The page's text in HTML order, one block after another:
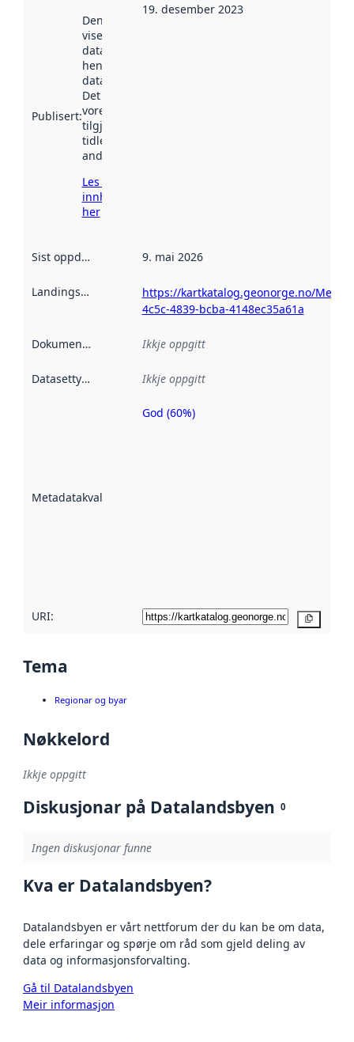
Publisert:
Denne datoen
viser når
datasettet vart
henta inn av
data.norge.no.
Det kan ha
vore
tilgjengeleg
tidlegare
andre stader.
Les meir om
innhenting
her
19. desember 2023
Sist oppdatert 9. mai 2026
Landingsside
https://kartkatalog.geonorge.no/
4c5c-4839-bcba-4148ec35a61a
Dokumentasjon Ikkje oppgitt
Datasettype Ikkje oppgitt
Metadatakvalitet
Metadatakvalitet
God (60%)
URI:
Tema
Regionar og byar
Nøkkelord
Ikkje oppgitt
Diskusjonar på Datalandsbyen 0
Ingen diskusjonar funne
Kva er Datalandsbyen?
Datalandsbyen er vårt nettforum der du kan be om data,
dele erfaringar og spørje om råd som gjeld deling av
data og informasjonsforvalting.
Gå til Datalandsbyen
Meir informasjon